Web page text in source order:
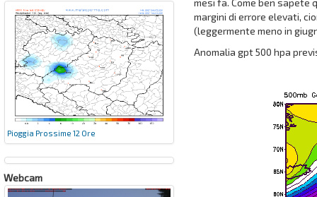
Pioggia Prossime 12 Ore
Webcam
mesi fa. Come ben
margini di errore elevati,
(leggermente meno in
Anomalia gpt 500 hpa